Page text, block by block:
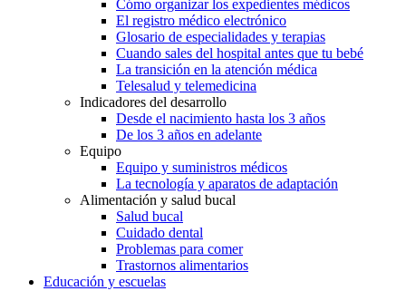
Cómo organizar los expedientes médicos
El registro médico electrónico
Glosario de especialidades y terapias
Cuando sales del hospital antes que tu bebé
La transición en la atención médica
Telesalud y telemedicina
Indicadores del desarrollo
Desde el nacimiento hasta los 3 años
De los 3 años en adelante
Equipo
Equipo y suministros médicos
La tecnología y aparatos de adaptación
Alimentación y salud bucal
Salud bucal
Cuidado dental
Problemas para comer
Trastornos alimentarios
Educación y escuelas